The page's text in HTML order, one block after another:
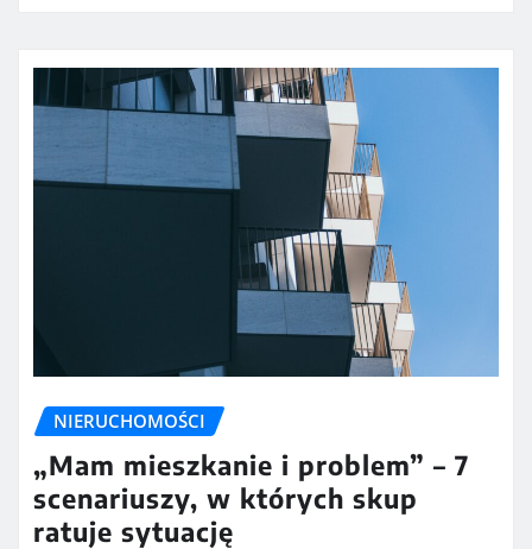
NIERUCHOMOŚCI
„Mam mieszkanie i problem” – 7
scenariuszy, w których skup
ratuje sytuację